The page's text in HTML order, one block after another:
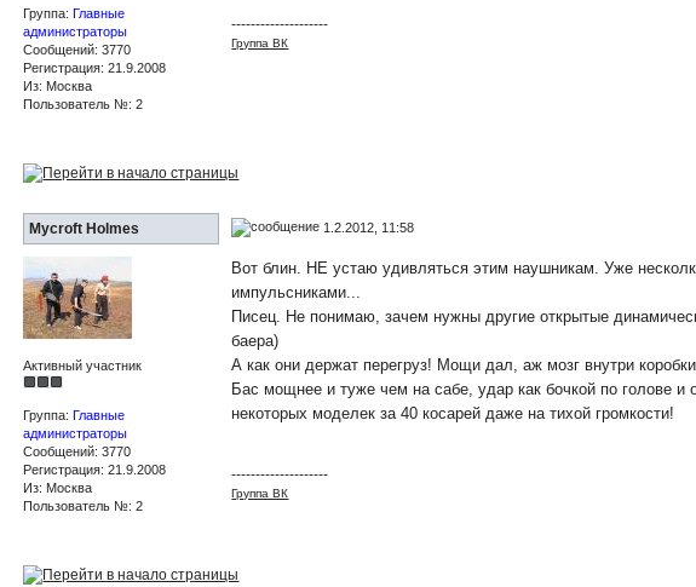
Группа:Главные
администраторы
Сообщений: 3770
Регистрация: 21.9.2008
Из: Москва
Пользователь №: 2
--------------------
Группа ВК
Mycroft Holmes 1.2.2012, 11:58
Активный участник
Группа:Главные
администраторы
Сообщений: 3770
Регистрация: 21.9.2008
Из: Москва
Пользователь №: 2
Вот блин. НЕ устаю удивляться этим наушникам. Уже
импульсниками...
Писец. Не понимаю, зачем нужны другие открытые
баера)
А как они держат перегруз! Мощи дал, аж мозг внутри
Бас мощнее и туже чем на сабе, удар как бочкой по голове
некоторых моделек за 40 косарей даже на тихой громкости!
--------------------
Группа ВК